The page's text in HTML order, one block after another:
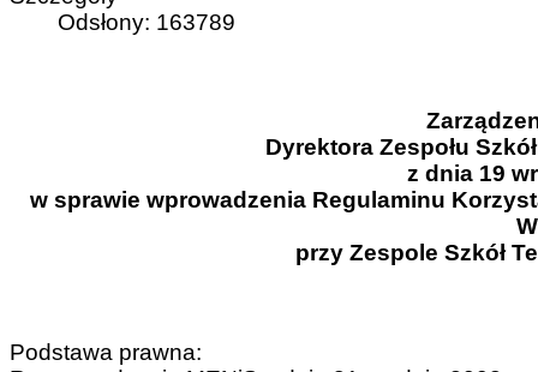
Odsłony: 163789
Dyrektora Zespołu
z dnia 19
w sprawie wprowadzenia Regulaminu
przy Zespole Szkół
Podstawa prawna: